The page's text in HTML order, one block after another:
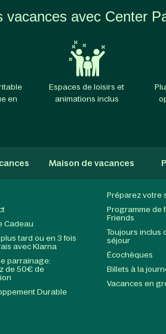
vacances avec Center
en
Espaces de loisirs et
animations inclus
Maison de vacances
Cadeau
tard ou en 3 fois
avec Klarna
parrainage:
de 50€ de
Durable
Préparez votre
Programme de
Friends
Toujours inclus
séjour
Écochèques
Billets à la
Vacances en